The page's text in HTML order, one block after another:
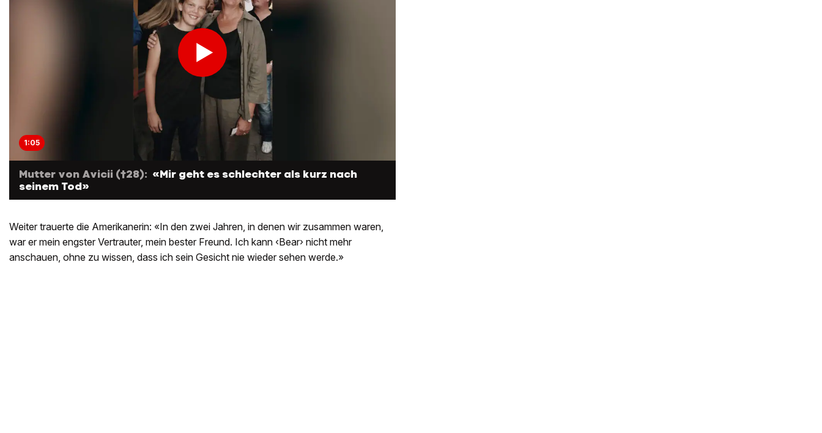
1:05
Mutter von Avicii (†28): «Mir geht es schlechter als kurz nach
seinem Tod»
Weiter trauerte die Amerikanerin: «In den zwei Jahren, in denen wir zusammen waren,
war er mein engster Vertrauter, mein bester Freund. Ich kann ‹Bear› nicht mehr
anschauen, ohne zu wissen, dass ich sein Gesicht nie wieder sehen werde.»